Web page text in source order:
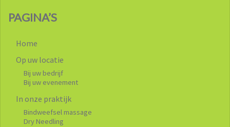
PAGINA’S
Home
Op uw locatie
Bij uw bedrijf
Bij uw evenement
In onze praktijk
Bindweefsel massage
Dry Needling